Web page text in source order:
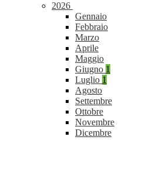
2026
Gennaio
Febbraio
Marzo
Aprile
Maggio
Giugno 1
Luglio 1
Agosto
Settembre
Ottobre
Novembre
Dicembre